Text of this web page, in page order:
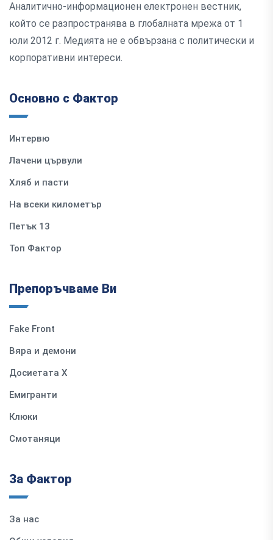
Аналитично-информационен електронен вестник,
който се разпространява в глобалната мрежа от 1
юли 2012 г. Медията не е обвързана с политически и
корпоративни интереси.
Основно с Фактор
Интервю
Лачени цървули
Хляб и пасти
На всеки километър
Петък 13
Топ Фактор
Препоръчваме Ви
Fake Front
Вяра и демони
Досиетата Х
Емигранти
Клюки
Смотаняци
За Фактор
За нас